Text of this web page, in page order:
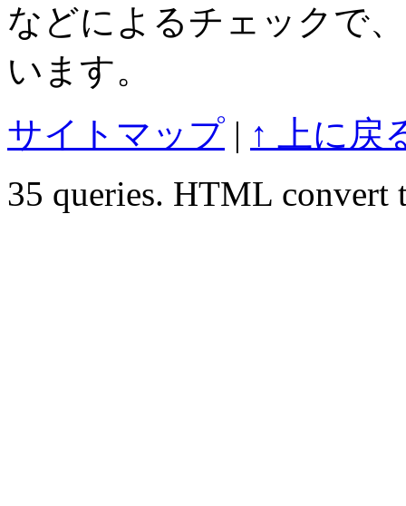
などによるチェックで
います。
サイトマップ | ↑ 上に戻
35 queries. HTML convert